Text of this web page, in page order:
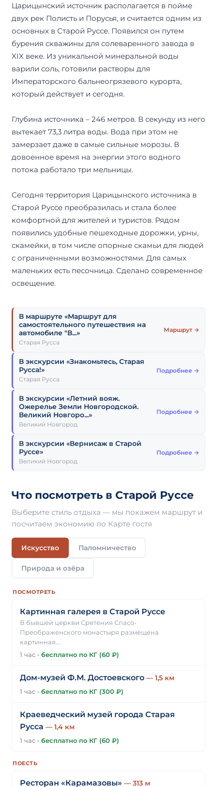
Царицынский источник располагается в пойме
двух рек Полисть и Порусья, и считается одним из
основных в Старой Руссе. Появился он путем
бурения скважины для солеваренного завода в
XIX веке. Из уникальной минеральной воды
варили соль, готовили растворы для
Императорского бальнеогрязевого курорта,
который действует и сегодня.
Глубина источника – 246 метров. В секунду из него
вытекает 73,3 литра воды. Вода при этом не
замерзает даже в самые сильные морозы. В
довоенное время на энергии этого водного
потока работало три мельницы.
Сегодня территория Царицынского источника в
Старой Руссе преобразилась и стала более
комфортной для жителей и туристов. Рядом
появились удобные пешеходные дорожки, урны,
скамейки, в том числе опорные скамьи для людей
с ограниченными возможностями. Для самых
маленьких есть песочница. Сделано современное
освещение.
В маршруте «Маршрут для
самостоятельного путешествия на
автомобиле "В...»
Старая Русса
Маршрут →
В экскурсии «Знакомьтесь, Старая
Русса!»
Старая Русса
Подробнее →
В экскурсии «Летний вояж.
Ожерелье Земли Новгородской.
Великий Новгоро...»
Великий Новгород
Подробнее →
В экскурсии «Вернисаж в Старой
Руссе»
Великий Новгород
Подробнее →
Что посмотреть в Старой Руссе
Выберите стиль отдыха — мы покажем маршрут и
посчитаем экономию по Карте гостя
Искусство Паломничество
Природа и озёра
ПОСМОТРЕТЬ
Картинная галерея в Старой Руссе
В бывшей церкви Сретения Спасо-
Преображенского монастыря размещена
картинная…
1 час · бесплатно по КГ (60 ₽)
Дом-музей Ф.М. Достоевского — 1,5 км
1 час · бесплатно по КГ (300 ₽)
Краеведческий музей города Старая
Русса — 1,4 км
1 час · бесплатно по КГ (60 ₽)
ПОЕСТЬ
Ресторан «Карамазовы» — 313 м